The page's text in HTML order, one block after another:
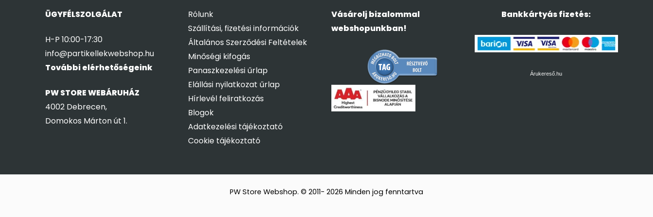
ÜGYFÉLSZOLGÁLAT
H-P 10:00-17:30
info@partikellekwebshop.hu
További elérhetőségeink
PW STORE WEBÁRUHÁZ
4002 Debrecen,
Domokos Márton út 1.
Rólunk
Szállítási, fizetési információk
Általános Szerződési Feltételek
Minőségi kifogás
Panaszkezelési űrlap
Elállási nyilatkozat űrlap
Hírlevél feliratkozás
Blogok
Adatkezelési tájékoztató
Cookie tájékoztató
Vásárolj bizalommal
webshopunkban!
Bankkártyás fizetés:
Árukereső.hu
PW Store Webshop. © 2011- 2026 Minden jog fenntartva